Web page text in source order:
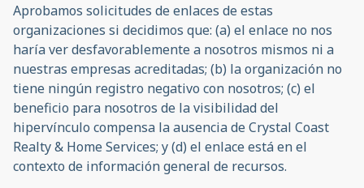
Aprobamos solicitudes de enlaces de estas
organizaciones si decidimos que: (a) el enlace no nos
haría ver desfavorablemente a nosotros mismos ni a
nuestras empresas acreditadas; (b) la organización no
tiene ningún registro negativo con nosotros; (c) el
beneficio para nosotros de la visibilidad del
hipervínculo compensa la ausencia de Crystal Coast
Realty & Home Services; y (d) el enlace está en el
contexto de información general de recursos.